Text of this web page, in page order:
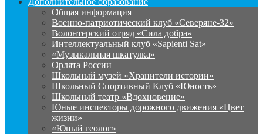
Общая информация
Военно-патриотический клуб «Северяне-32»
Волонтерский отряд «Сила добра»
Интеллектуальный клуб «Sapienti Sat»
«Музыкальная шкатулка»
Орлята России
Школьный музей «Хранители истории»
Школьный Спортивный Клуб «Юность»
Школьный театр «Вдохновение»
Юные инспекторы дорожного движения «Цвет
жизни»
«Юный геолог»